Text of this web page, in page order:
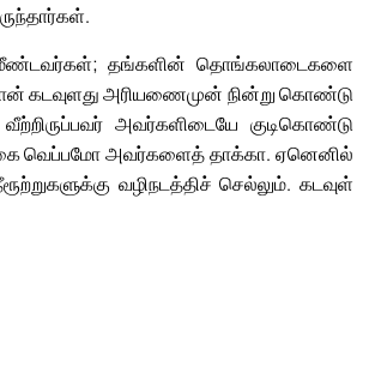
மீண்டவர்கள்; தங்களின் தொங்கலாடைகளை
கடவுளது அரியணைமுன் நின்று கொண்டு
அவர்களிடையே குடிகொண்டு
வெப்பமோ அவர்களைத் தாக்கா. ஏனெனில்
வழிநடத்திச் செல்லும். கடவுள்